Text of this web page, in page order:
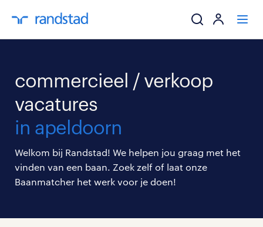
ik zoek een
over randstad
commercieel / verkoop
vacatures
in apeldoorn
Welkom bij Randstad! We helpen jou graag met het
vinden van een baan. Zoek zelf of laat onze
Baanmatcher het werk voor je doen!